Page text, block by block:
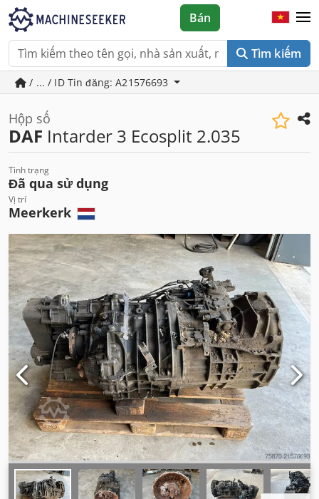
Tìm kiếm
Bán
/ ... / ID Tin đăng: A21576693
Hộp số
DAF Intarder 3 Ecosplit 2.035
Tình trạng
Đã qua sử dụng
Vị trí
Meerkerk